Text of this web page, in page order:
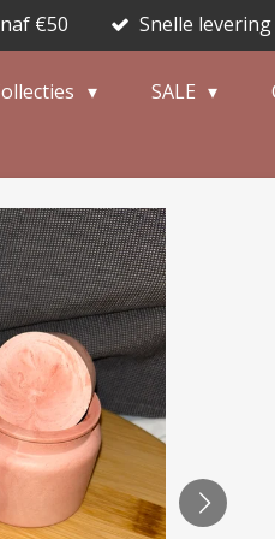
€50 Snelle levering
SALE